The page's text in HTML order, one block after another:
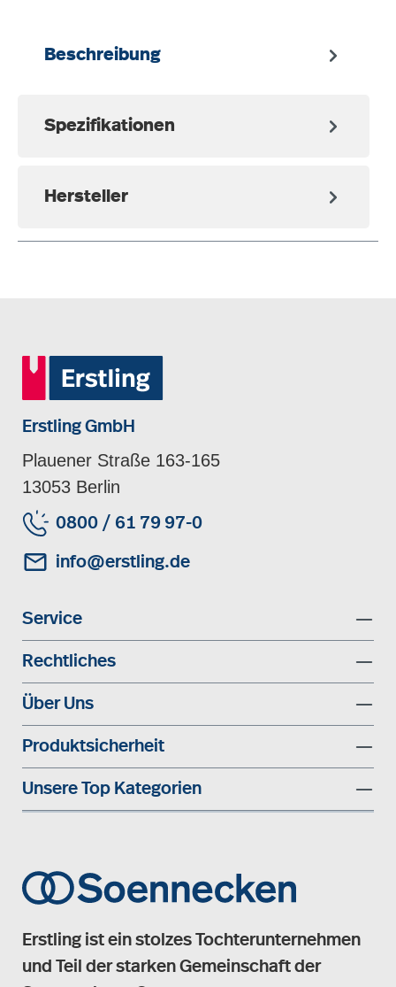
Beschreibung
Spezifikationen
Hersteller
Erstling GmbH
Plauener Straße 163-165
13053 Berlin
0800 / 61 79 97-0
info@erstling.de
Service
Rechtliches
Über Uns
Produktsicherheit
Unsere Top Kategorien
Erstling ist ein stolzes Tochterunternehmen
und Teil der starken Gemeinschaft der